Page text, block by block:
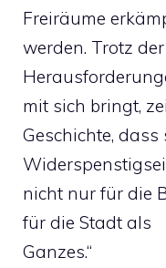
Freiräume
werden. Trotz der
mit sich bringt,
Geschichte,
nicht nur für die
für die Stadt als
Ganzes.“